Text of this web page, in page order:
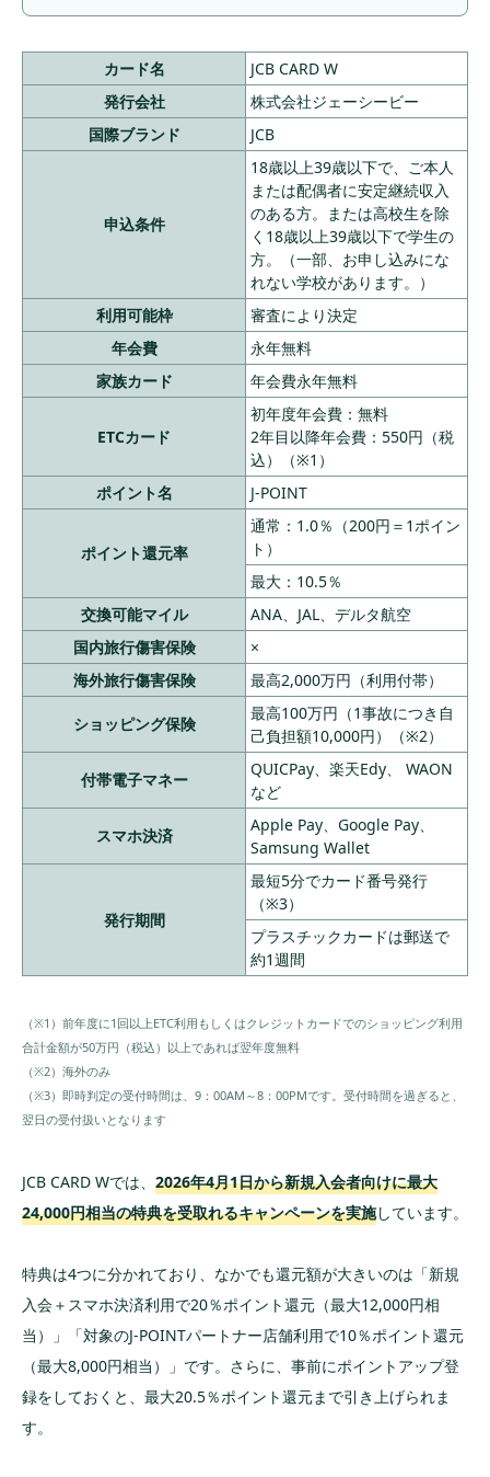
カード名
JCB CARD W
発行会社
株式会社ジェーシービー
国際ブランド
JCB
申込条件
18歳以上39歳以下で、ご本人
または配偶者に安定継続収入
のある方。または高校生を除
く18歳以上39歳以下で学生の
方。（一部、お申し込みにな
れない学校があります。）
利用可能枠
審査により決定
年会費
永年無料
家族カード
年会費永年無料
ETCカード
初年度年会費：無料
2年目以降年会費：550円（税
込）（※1）
ポイント名
J-POINT
ポイント還元率
通常：1.0％（200円＝1ポイン
ト）
最大：10.5％
交換可能マイル
ANA、JAL、デルタ航空
国内旅行傷害保険
×
海外旅行傷害保険
最高2,000万円（利用付帯）
ショッピング保険
最高100万円（1事故につき自
己負担額10,000円）（※2）
付帯電子マネー
QUICPay、楽天Edy、 WAON
など
スマホ決済
Apple Pay、Google Pay、
Samsung Wallet
発行期間
最短5分でカード番号発行
（※3）
プラスチックカードは郵送で
約1週間
（※1）前年度に1回以上ETC利用もしくはクレジットカードでのショッピング利用
合計金額が50万円（税込）以上であれば翌年度無料
（※2）海外のみ
（※3）即時判定の受付時間は、9：00AM～8：00PMです。受付時間を過ぎると、
翌日の受付扱いとなります
JCB CARD Wでは、 2026年4月1日から新規入会者向けに最大
24,000円相当の特典を受取れるキャンペーンを実施しています。
特典は4つに分かれており、なかでも還元額が大きいのは「新規
入会＋スマホ決済利用で20％ポイント還元（最大12,000円相
当）」「対象のJ-POINTパートナー店舗利用で10％ポイント還元
（最大8,000円相当）」です。さらに、事前にポイントアップ登
録をしておくと、最大20.5％ポイント還元まで引き上げられま
す。